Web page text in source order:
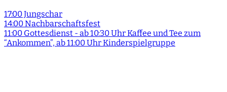
17:00 Jungschar
14:00 Nachbarschaftsfest
11:00 Gottesdienst - ab 10:30 Uhr Kaffee und Tee zum
“Ankommen”, ab 11:00 Uhr Kinderspielgruppe